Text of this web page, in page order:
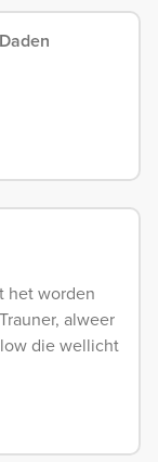
het worden
alweer
die wellicht